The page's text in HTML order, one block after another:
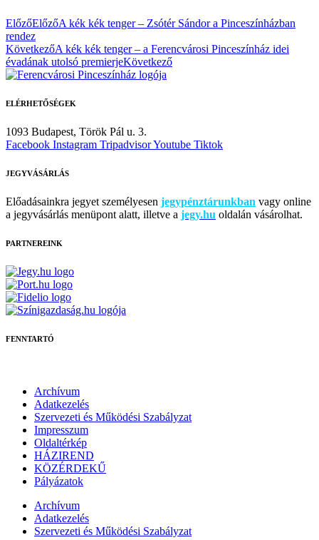
ElőzőElőzőA kék kék tenger – Zsótér Sándor a Pinceszínházban
rendez
KövetkezőA kék kék tenger – a Ferencvárosi Pinceszínház idei
évadának utolsó premierjeKövetkező
ELÉRHETŐSÉGEK
1093 Budapest, Török Pál u. 3.
Facebook Instagram TripadvisorYoutube Tiktok
JEGYVÁSÁRLÁS
Előadásainkra jegyet személyesen jegypénztárunkban vagy online
a jegyvásárlás menüpont alatt, illetve a jegy.hu oldalán vásárolhat.
PARTNEREINK
FENNTARTÓ
Archívum
Adatkezelés
Szervezeti és Működési Szabályzat
Impresszum
Oldaltérkép
HÁZIREND
KÖZÉRDEKŰ
Pályázatok
Archívum
Adatkezelés
Szervezeti és Működési Szabályzat